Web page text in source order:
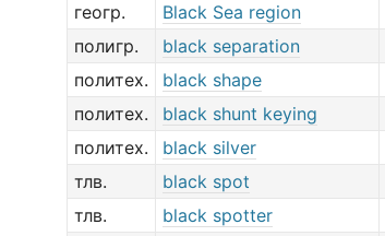
геогр.
Black Sea region
полигр.
black separation
политех.
black shape
политех.
black shunt keying
политех.
black silver
тлв.
black spot
тлв.
black spotter